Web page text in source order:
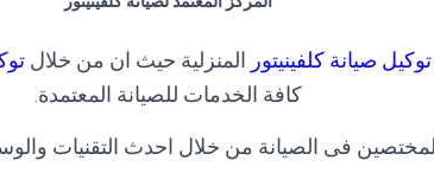
توكيل صيانة كلفينيتور المنزلية حيث ان من خلال
كافة الخدمات للصيانة المعتمدة
فى الصيانة من خلال احدث التقنيات